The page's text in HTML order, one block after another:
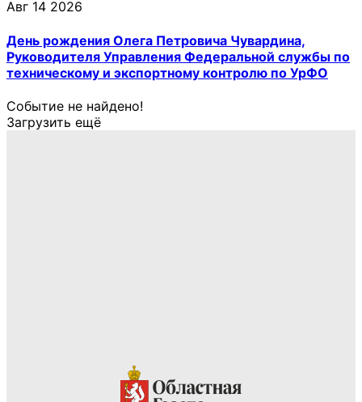
Авг 14 2026
День рождения Олега Петровича Чувардина,
Руководителя Управления Федеральной службы по
техническому и экспортному контролю по УрФО
Событие не найдено!
Загрузить ещё